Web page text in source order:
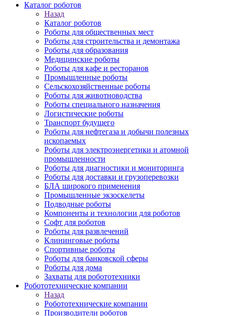
Каталог роботов
Назад
Каталог роботов
Роботы для общественных мест
Роботы для строительства и демонтажа
Роботы для образования
Медицинские роботы
Роботы для кафе и ресторанов
Промышленные роботы
Сельскохозяйственные роботы
Роботы для животноводства
Роботы специального назначения
Логистические роботы
Транспорт будущего
Роботы для нефтегаза и добычи полезных
ископаемых
Роботы для электроэнергетики и атомной
промышленности
Роботы для диагностики и мониторинга
Роботы для доставки и грузоперевозки
БЛА широкого применения
Промышленные экзоскелеты
Подводные роботы
Компоненты и технологии для роботов
Софт для роботов
Роботы для развлечений
Клининговые роботы
Спортивные роботы
Роботы для банковской сферы
Роботы для дома
Захваты для робототехники
Робототехнические компании
Назад
Робототехнические компании
Производители роботов